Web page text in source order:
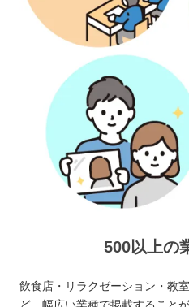
500以上の
飲食店・リラクゼーション・教